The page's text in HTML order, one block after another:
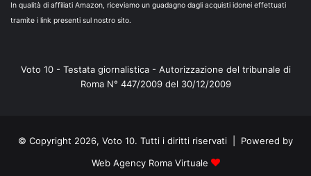
In qualità di affiliati Amazon, riceviamo un guadagno dagli acquisti idonei effettuati
tramite i link presenti sul nostro sito.
Voto 10 - Testata giornalistica - Autorizzazione del tribunale di
Roma N° 447/2009 del 30/12/2009
© Copyright 2026, Voto 10. Tutti i diritti riservati | Powered by
Web Agency Roma Virtuale